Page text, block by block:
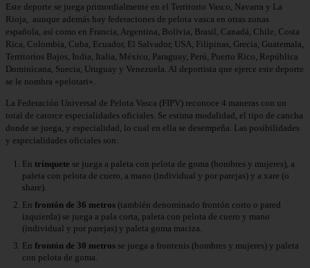
Este deporte se juega primordialmente en el Territorio Vasco, Navarra y La
Rioja, aunque además hay federaciones de pelota vasca en otras zonas
española, así como en Francia, Argentina, Bolivia, Brasil, Canadá, Chile, Costa
Rica, Colombia, Cuba, Ecuador, El Salvador, USA, Filipinas, Grecia, Guatemala,
Territorios Bajos, India, Italia, México, Paraguay, Perú, Puerto Rico, República
Dominicana, Suecia, Uruguay y Venezuela.​ Al deportista que ejerce este deporte
se le nombra «pelotari».​
La Federación Universal de Pelota Vasca (FIPV) reconoce 4 maneras con un
total de catorce especialidades oficiales.​ Se estima modalidad, el tipo de cancha
donde se juega, y especialidad, lo cual en ella se desempeña.​ Las posibilidades
y especialidades oficiales son:
En trinquete se juega a paleta con pelota de goma (hombres y mujeres), a
paleta con pelota de cuero, a mano (individual y por parejas) y a xare (o
share).
En frontón de 36 metros (también denominado frontón corto o pared
izquierda) se juega a pala corta, paleta con pelota de cuero y mano
(individual y por parejas) y paleta goma maciza.
En frontón de 30 metros se juega a frontenis (hombres y mujeres) y paleta
con pelota de goma.